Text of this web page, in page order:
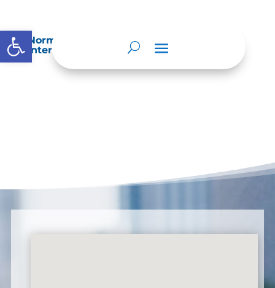
Abrir barra de herramientas
Normatividad especial que les aplique de
interés.